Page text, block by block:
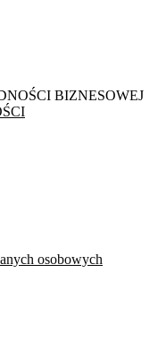
BIZNESOWEJ
osobowych